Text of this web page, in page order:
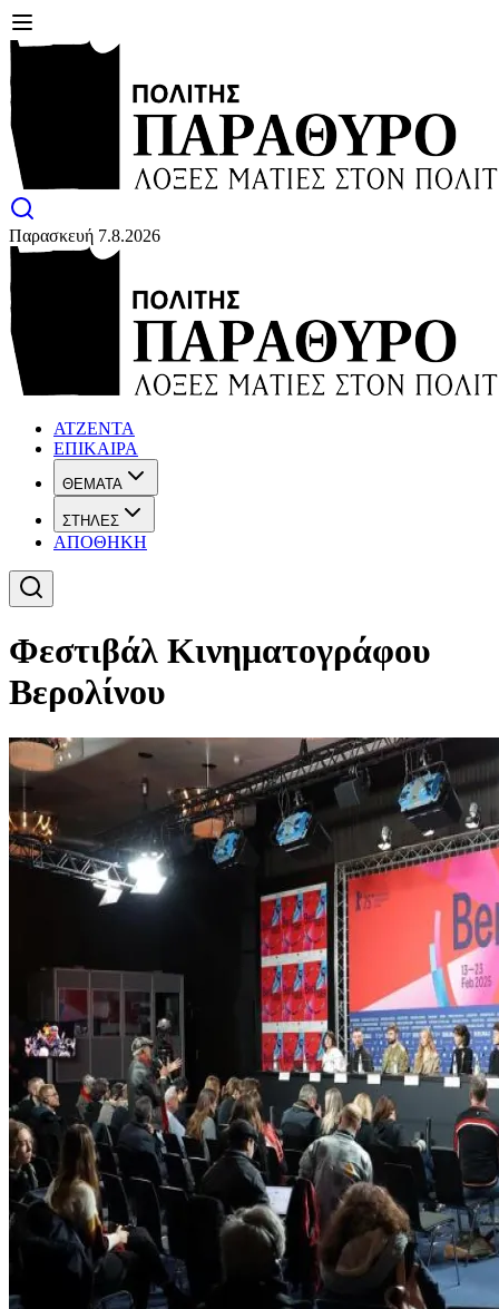
Παρασκευή 7.8.2026
ΑΤΖΕΝΤΑ
ΕΠΙΚΑΙΡΑ
ΘΕΜΑΤΑ
ΣΤΗΛΕΣ
ΑΠΟΘΗΚΗ
Φεστιβάλ Κινηματογράφου
Βερολίνου